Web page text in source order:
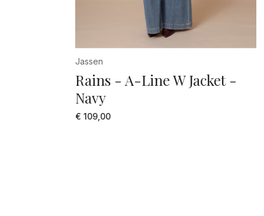
Jassen
Rains - A-Line W Jacket -
Navy
€ 109,00